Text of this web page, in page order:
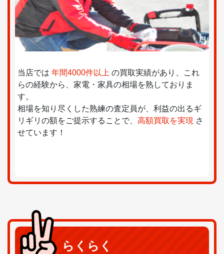
当店では 年間4000件以上 の買取実績があり、これ
らの経験から、家電・家具の相場を熟しておりま
す。
相場を知り尽くした熟練の査定員が、利益の出るギ
リギリの額をご提示することで、 高額買取を実現 さ
せています！
らくらく